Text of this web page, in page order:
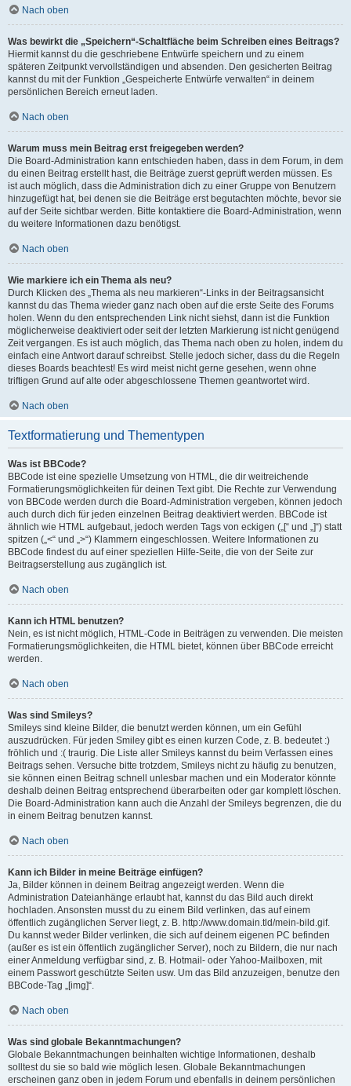
Nach oben
Was bewirkt die „Speichern“-Schaltfläche beim Schreiben eines Beitrags?
Hiermit kannst du die geschriebene Entwürfe speichern und zu einem
späteren Zeitpunkt vervollständigen und absenden. Den gesicherten Beitrag
kannst du mit der Funktion „Gespeicherte Entwürfe verwalten“ in deinem
persönlichen Bereich erneut laden.
Nach oben
Warum muss mein Beitrag erst freigegeben werden?
Die Board-Administration kann entschieden haben, dass in dem Forum, in dem
du einen Beitrag erstellt hast, die Beiträge zuerst geprüft werden müssen. Es
ist auch möglich, dass die Administration dich zu einer Gruppe von Benutzern
hinzugefügt hat, bei denen sie die Beiträge erst begutachten möchte, bevor sie
auf der Seite sichtbar werden. Bitte kontaktiere die Board-Administration, wenn
du weitere Informationen dazu benötigst.
Nach oben
Wie markiere ich ein Thema als neu?
Durch Klicken des „Thema als neu markieren“-Links in der Beitragsansicht
kannst du das Thema wieder ganz nach oben auf die erste Seite des Forums
holen. Wenn du den entsprechenden Link nicht siehst, dann ist die Funktion
möglicherweise deaktiviert oder seit der letzten Markierung ist nicht genügend
Zeit vergangen. Es ist auch möglich, das Thema nach oben zu holen, indem du
einfach eine Antwort darauf schreibst. Stelle jedoch sicher, dass du die Regeln
dieses Boards beachtest! Es wird meist nicht gerne gesehen, wenn ohne
triftigen Grund auf alte oder abgeschlossene Themen geantwortet wird.
Nach oben
Textformatierung und Thementypen
Was ist BBCode?
BBCode ist eine spezielle Umsetzung von HTML, die dir weitreichende
Formatierungsmöglichkeiten für deinen Text gibt. Die Rechte zur Verwendung
von BBCode werden durch die Board-Administration vergeben, können jedoch
auch durch dich für jeden einzelnen Beitrag deaktiviert werden. BBCode ist
ähnlich wie HTML aufgebaut, jedoch werden Tags von eckigen („[“ und „]“) statt
spitzen („<“ und „>“) Klammern eingeschlossen. Weitere Informationen zu
BBCode findest du auf einer speziellen Hilfe-Seite, die von der Seite zur
Beitragserstellung aus zugänglich ist.
Nach oben
Kann ich HTML benutzen?
Nein, es ist nicht möglich, HTML-Code in Beiträgen zu verwenden. Die meisten
Formatierungsmöglichkeiten, die HTML bietet, können über BBCode erreicht
werden.
Nach oben
Was sind Smileys?
Smileys sind kleine Bilder, die benutzt werden können, um ein Gefühl
auszudrücken. Für jeden Smiley gibt es einen kurzen Code, z. B. bedeutet :)
fröhlich und :( traurig. Die Liste aller Smileys kannst du beim Verfassen eines
Beitrags sehen. Versuche bitte trotzdem, Smileys nicht zu häufig zu benutzen,
sie können einen Beitrag schnell unlesbar machen und ein Moderator könnte
deshalb deinen Beitrag entsprechend überarbeiten oder gar komplett löschen.
Die Board-Administration kann auch die Anzahl der Smileys begrenzen, die du
in einem Beitrag benutzen kannst.
Nach oben
Kann ich Bilder in meine Beiträge einfügen?
Ja, Bilder können in deinem Beitrag angezeigt werden. Wenn die
Administration Dateianhänge erlaubt hat, kannst du das Bild auch direkt
hochladen. Ansonsten musst du zu einem Bild verlinken, das auf einem
öffentlich zugänglichen Server liegt, z. B. http://www.domain.tld/mein-bild.gif.
Du kannst weder Bilder verlinken, die sich auf deinem eigenen PC befinden
(außer es ist ein öffentlich zugänglicher Server), noch zu Bildern, die nur nach
einer Anmeldung verfügbar sind, z. B. Hotmail- oder Yahoo-Mailboxen, mit
einem Passwort geschützte Seiten usw. Um das Bild anzuzeigen, benutze den
BBCode-Tag „[img]“.
Nach oben
Was sind globale Bekanntmachungen?
Globale Bekanntmachungen beinhalten wichtige Informationen, deshalb
solltest du sie so bald wie möglich lesen. Globale Bekanntmachungen
erscheinen ganz oben in jedem Forum und ebenfalls in deinem persönlichen